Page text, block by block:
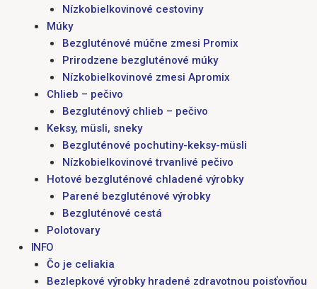
Nízkobielkovinové cestoviny
Múky
Bezgluténové múčne zmesi Promix
Prirodzene bezgluténové múky
Nízkobielkovinové zmesi Apromix
Chlieb – pečivo
Bezgluténový chlieb – pečivo
Keksy, müsli, sneky
Bezgluténové pochutiny-keksy-müsli
Nízkobielkovinové trvanlivé pečivo
Hotové bezgluténové chladené výrobky
Parené bezgluténové výrobky
Bezgluténové cestá
Polotovary
INFO
Čo je celiakia
Bezlepkové výrobky hradené zdravotnou poisťovňou